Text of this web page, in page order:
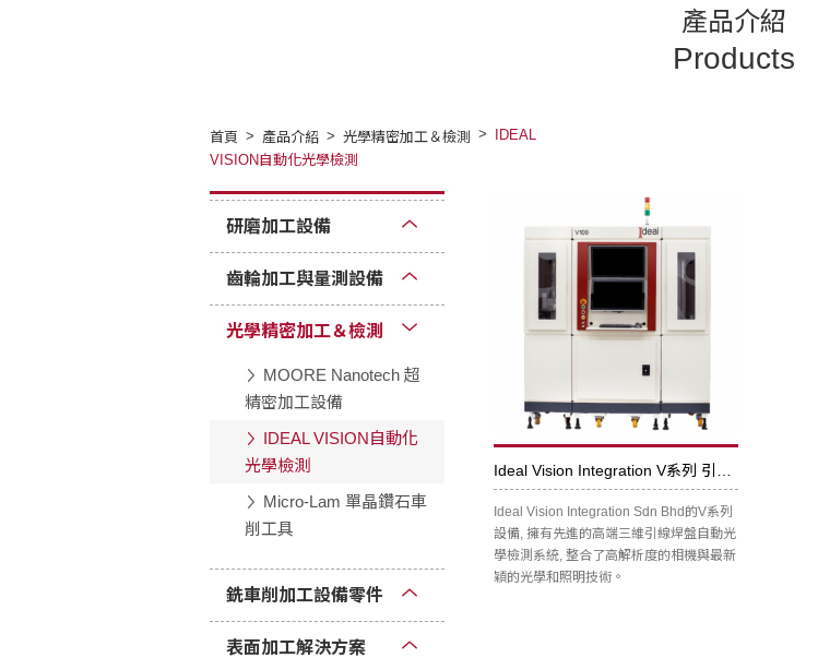
產品介紹
Products
首頁 產品介紹 光學精密加工＆檢測
IDEAL
VISION自動化光學檢測
研磨加工設備
齒輪加工與量測設備
光學精密加工＆檢測
MOORE Nanotech 超
精密加工設備
IDEAL VISION自動化
光學檢測
Micro-Lam 單晶鑽石車
削工具
銑車削加工設備零件
表面加工解決方案
Ideal Vision Integration Sdn Bhd的V系列
設備, 擁有先進的高端三維引線焊盤自動光
學檢測系統, 整合了高解析度的相機與最新
穎的光學和照明技術。